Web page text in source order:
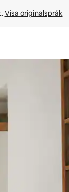
Visa originalspråk